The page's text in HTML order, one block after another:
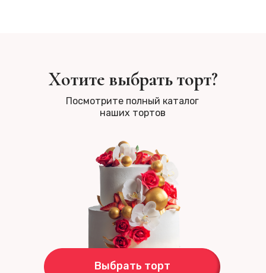
Хотите выбрать торт?
Посмотрите полный каталог
наших тортов
Выбрать торт